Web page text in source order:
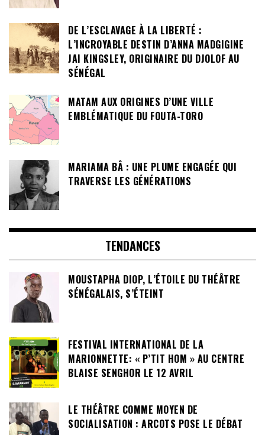
DE L’ESCLAVAGE À LA LIBERTÉ :
L’INCROYABLE DESTIN D’ANNA MADGIGINE
JAI KINGSLEY, ORIGINAIRE DU DJOLOF AU
SÉNÉGAL
MATAM AUX ORIGINES D’UNE VILLE
EMBLÉMATIQUE DU FOUTA-TORO
MARIAMA BÂ : UNE PLUME ENGAGÉE QUI
TRAVERSE LES GÉNÉRATIONS
TENDANCES
MOUSTAPHA DIOP, L’ÉTOILE DU THÉÂTRE
SÉNÉGALAIS, S’ÉTEINT
FESTIVAL INTERNATIONAL DE LA
MARIONNETTE: « P’TIT HOM » AU CENTRE
BLAISE SENGHOR LE 12 AVRIL
LE THÉÂTRE COMME MOYEN DE
SOCIALISATION : ARCOTS POSE LE DÉBAT